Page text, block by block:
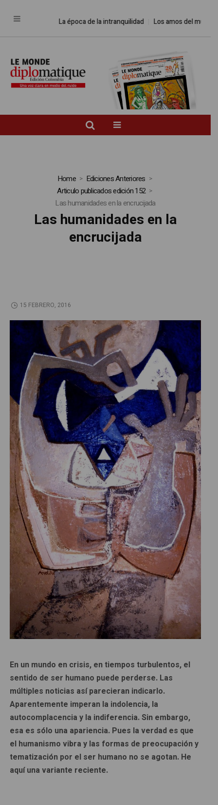
La época de la intranquilidad Los amos del mundo
Home
Ediciones Anteriores
Articulo publicados edición 152
Las humanidades en la encrucijada
Las humanidades en la
encrucijada
15 FEBRERO, 2016
En un mundo en crisis, en tiempos turbulentos, el
sentido de ser humano puede perderse. Las
múltiples noticias así parecieran indicarlo.
Aparentemente imperan la indolencia, la
autocomplacencia y la indiferencia. Sin embargo,
esa es sólo una apariencia. Pues la verdad es que
el humanismo vibra y las formas de preocupación y
tematización por el ser humano no se agotan. He
aquí una variante reciente.